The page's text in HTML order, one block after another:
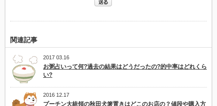
関連記事
2017 03.16
お粥占いって何?過去の結果はどうだったの?的中率はどれくら
い?
2016 12.17
プーチン大統領の秋田犬箸置きはどこのお店の？値段や購入方